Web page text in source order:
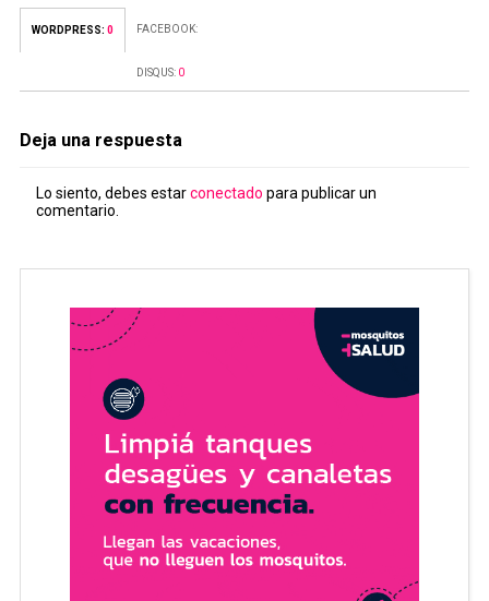
WORDPRESS: 0 FACEBOOK:
DISQUS: 0
Deja una respuesta
Lo siento, debes estarconectado para publicar un
comentario.